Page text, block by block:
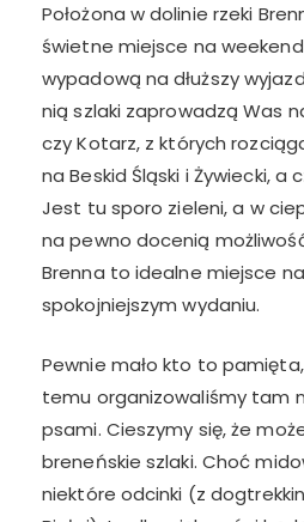
Położona w dolinie rzeki
świetne miejsce na
wypadową na dłuższy
nią szlaki zaprowadzą Was
czy Kotarz, z których
na Beskid Śląski i Żywiecki,
Jest tu sporo zieleni, a w
na pewno docenią
Brenna to idealne miejsce
spokojniejszym wydaniu.
Pewnie mało kto to
temu organizowaliśmy tam
psami. Cieszymy się, że
breneńskie szlaki. Choć
niektóre odcinki (z